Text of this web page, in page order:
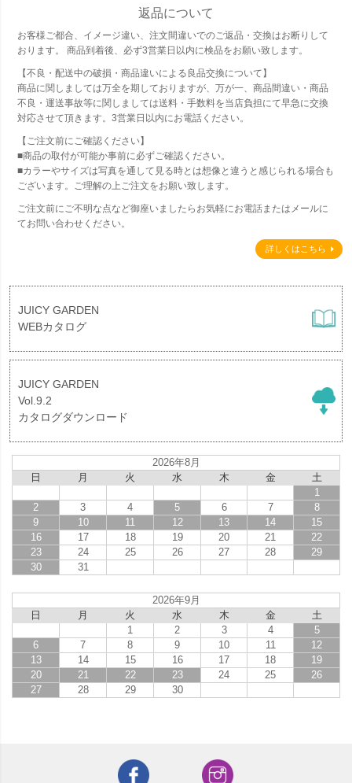
返品について
お客様ご都合、イメージ違い、注文間違いでのご返品・交換はお断りして
おります。 商品到着後、必ず3営業日以内に検品をお願い致します。
【不良・配送中の破損・商品違いによる良品交換について】
商品に関しましては万全を期しておりますが、万が一、商品間違い・商品
不良・運送事故等に関しましては送料・手数料を当店負担にて早急に交換
対応させて頂きます。3営業日以内にお電話ください。
【ご注文前にご確認ください】
■商品の取付が可能か事前に必ずご確認ください。
■カラーやサイズは写真を通して見る時とは想像と違うと感じられる場合も
ございます。ご理解の上ご注文をお願い致します。
ご注文前にご不明な点など御座いましたらお気軽にお電話またはメールに
てお問い合わせください。
詳しくはこちら
JUICY GARDEN
WEBカタログ
JUICY GARDEN
Vol.9.2
カタログダウンロード
2026年8月
日
月 火 水 木 金
土
1
2
3 4 5 6 7
8
9
10 11 12 13 14
15
16
17 18 19 20 21
22
23
24 25 26 27 28
29
30
31
2026年9月
日
月 火 水 木 金
土
1
2 3 4
5
6
7 8 9 10 11
12
13
14 15 16 17 18
19
20
21 22 23 24 25
26
27
28 29 30